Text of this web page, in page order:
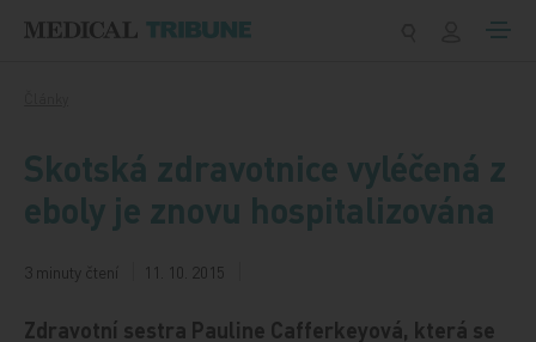
Skotská zdravotnice vyléčená z
eboly je znovu hospitalizována
3 minuty čtení 11. 10. 2015
Zdravotní sestra Pauline Cafferkeyová, která se